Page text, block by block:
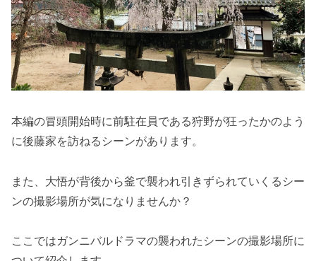
本編の冒頭開始時に前駐在員である狩野が狂ったかのよう
に後藤家を訪ねるシーンがあります。
また、大悟が背後から釜で襲われ引きずられていくるシー
ンの撮影場所が気になりませんか？
ここではガンニバルドラマの襲われたシーンの撮影場所に